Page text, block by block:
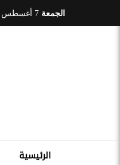
الجمعة
الرئيسية